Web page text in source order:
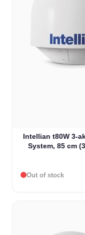
Intellian t80W 3-
System, 85 cm
Out of stock